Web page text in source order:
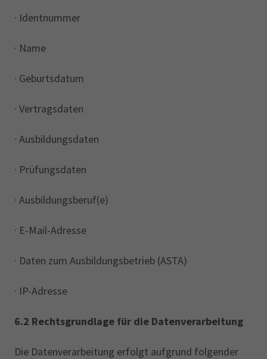
· Identnummer
· Name
· Geburtsdatum
· Vertragsdaten
· Ausbildungsdaten
· Prüfungsdaten
· Ausbildungsberuf(e)
· E-Mail-Adresse
· Daten zum Ausbildungsbetrieb (ASTA)
· IP-Adresse
6.2 Rechtsgrundlage für die Datenverarbeitung
Die Datenverarbeitung erfolgt aufgrund folgender